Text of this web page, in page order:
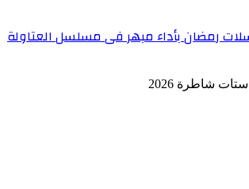
رمضان بأداء مبهر فى مسلسل العتاولة
شاطرة 2026